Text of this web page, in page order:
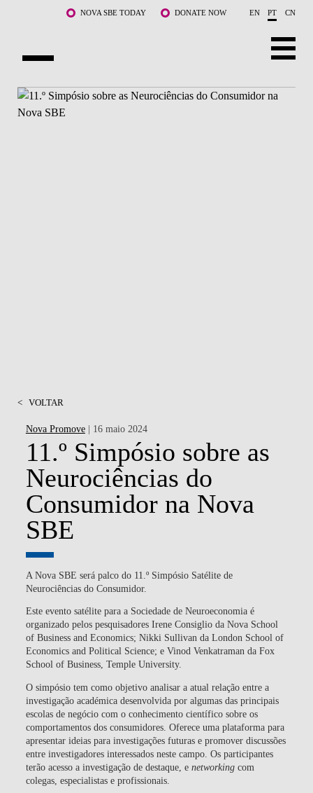
Saltar para o conteúdo principalNOVA SBE TODAY DONATE NOW EN PT CN
SOBRE NÓS
< VOLTAR
Nova Promove| 16 maio 2024
11.º Simpósio sobre as
Neurociências do
Consumidor na Nova
SBE
A Nova SBE será palco do 11.º Simpósio Satélite de
Neurociências do Consumidor.
Este evento satélite para a Sociedade de Neuroeconomia é
organizado pelos pesquisadores Irene Consiglio da Nova School
of Business and Economics; Nikki Sullivan da London School of
Economics and Political Science; e Vinod Venkatraman da Fox
School of Business, Temple University.
O simpósio tem como objetivo analisar a atual relação entre a
investigação académica desenvolvida por algumas das principais
escolas de negócio com o conhecimento científico sobre os
comportamentos dos consumidores. Oferece uma plataforma para
apresentar ideias para investigações futuras e promover discussões
entre investigadores interessados neste campo. Os participantes
terão acesso a investigação de destaque, e networkingcom
colegas, especialistas e profissionais.